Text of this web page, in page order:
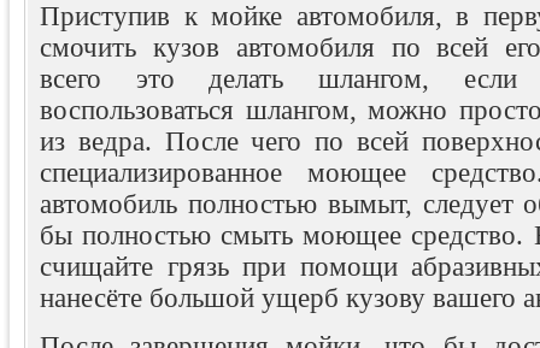
Приступив к мойке автомобиля, в
смочить кузов автомобиля по всей
всего это делать шлангом, если
воспользоваться шлангом, можно
из ведра. После чего по всей
специализированное моющее
автомобиль полностью вымыт, следует
бы полностью смыть моющее средство.
счищайте грязь при помощи
нанесёте большой ущерб кузову вашего